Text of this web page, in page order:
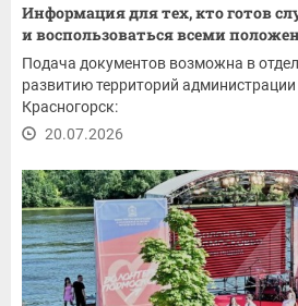
Информация для тех, кто готов
и воспользоваться всеми
Подача документов возможна в
развитию территорий администрации
Красногорск:
20.07.2026